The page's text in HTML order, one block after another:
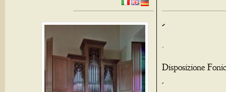
-
.
Disposizione
-